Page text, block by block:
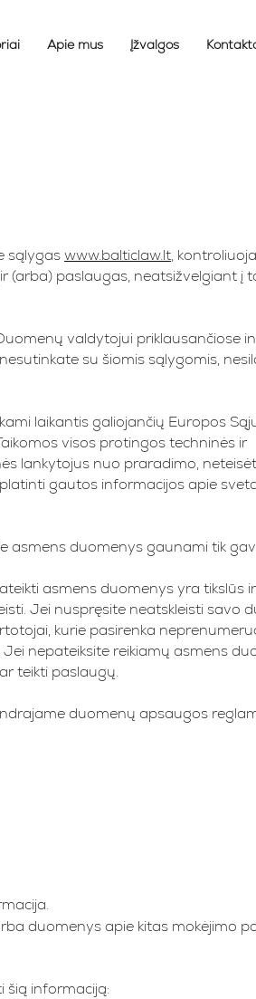
Apie mus Įžvalgos
sąlygaswww.balticlaw.lt,
paslaugas, neatsižvelgiant į
valdytojui priklausančiose
su šiomis sąlygomis,
laikantis galiojančių Europos
visos protingos techninės ir
lankytojus nuo praradimo,
gautos informacijos apie
asmens duomenys gaunami tik
asmens duomenys yra tikslūs
Jei nuspręsite neatskleisti savo
kurie pasirenka
nepateiksite reikiamų asmens
teikti paslaugų.
duomenų apsaugos
duomenys apie kitas mokėjimo
šią informaciją: